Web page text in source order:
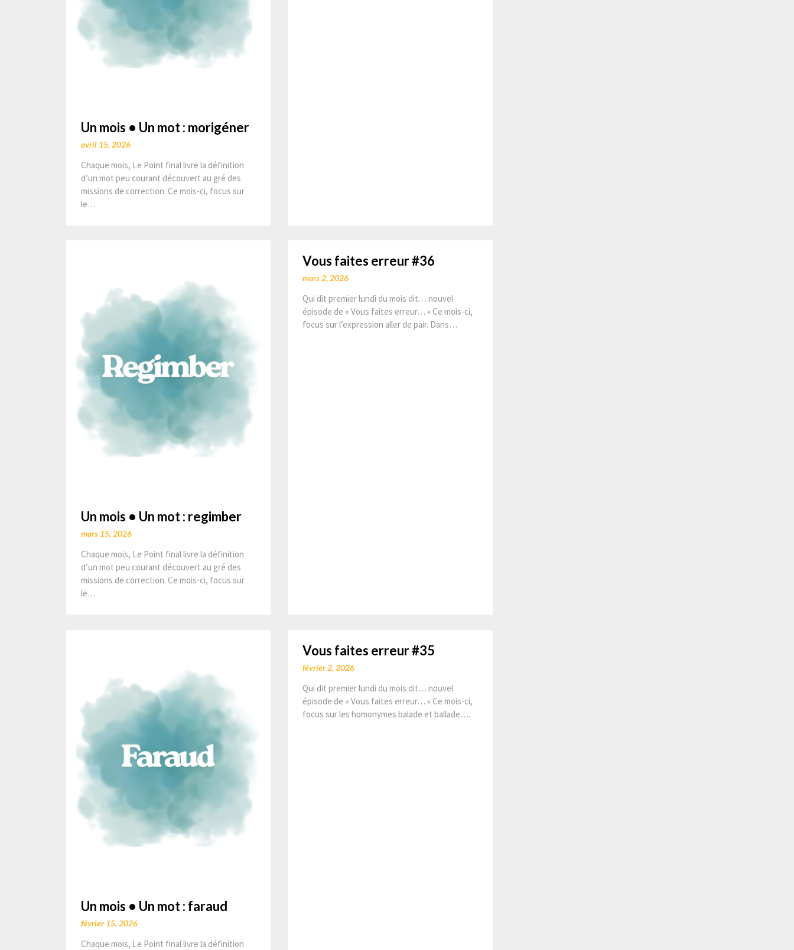
Un mois • Un mot : morigéner
avril 15, 2026
Chaque mois, Le Point final livre la définition
d’un mot peu courant découvert au gré des
missions de correction. Ce mois-ci, focus sur
le…
Un mois • Un mot : regimber
mars 15, 2026
Chaque mois, Le Point final livre la définition
d’un mot peu courant découvert au gré des
missions de correction. Ce mois-ci, focus sur
le…
Vous faites erreur #36
mars 2, 2026
Qui dit premier lundi du mois dit… nouvel
épisode de « Vous faites erreur… » Ce mois-ci,
focus sur l’expression aller de pair. Dans…
Un mois • Un mot : faraud
février 15, 2026
Chaque mois, Le Point final livre la définition
Vous faites erreur #35
février 2, 2026
Qui dit premier lundi du mois dit… nouvel
épisode de « Vous faites erreur… » Ce mois-ci,
focus sur les homonymes balade et ballade….